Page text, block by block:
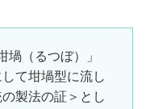
堝（るつぼ）」
て坩堝型に流し
製法の証＞とし